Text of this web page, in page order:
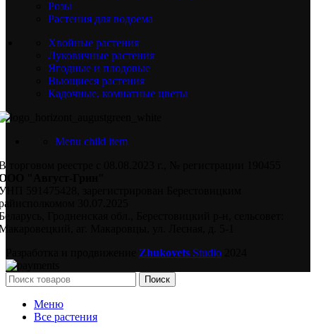
Розы
Растения для водоема
Хвойные растения
Луковичные растения
Ягодные и плодовые
Вьющиеся растения
Кадочные, комнатные цветы
Menu child item
торговом реестре с 08.08.2023 г., № регистрации 190455
"Август-Грин"
591475428, зарегистрирован Берестовицким
30.07.2025
Гродненская обл., Берестовицкий р-н, сельсовет:
аг. Макаровцы, ул. Лесная, д. 5-1
Zhukovets Studio
Поиск
Меню
Все растения